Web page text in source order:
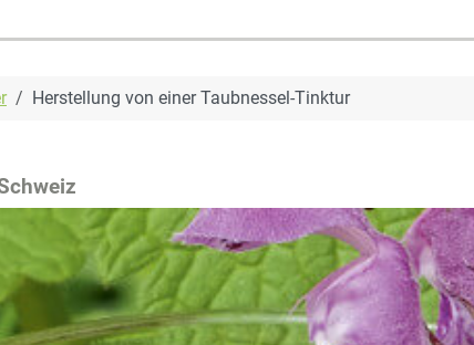
Herstellung von einer Taubnessel-Tinktur